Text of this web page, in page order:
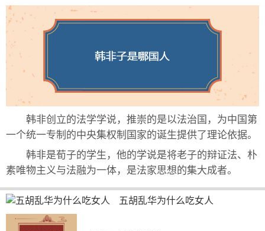
韩非创立的法学学说，推崇的是以法治国，为中国第
一个统一专制的中央集权制国家的诞生提供了理论依据。
韩非是荀子的学生，他的学说是将老子的辩证法、朴
素唯物主义与法融为一体，是法家思想的集大成者。
五胡乱华为什么吃女人